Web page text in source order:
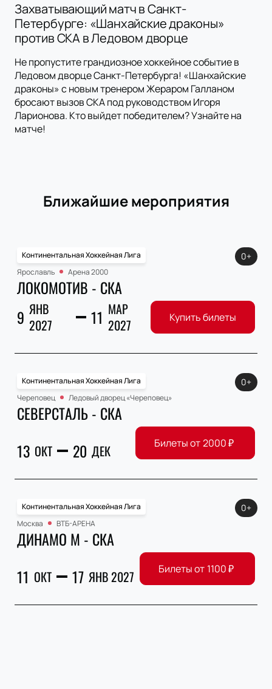
Захватывающий матч в Санкт-
Петербурге: «Шанхайские драконы»
против СКА в Ледовом дворце
Не пропустите грандиозное хоккейное событие в
Ледовом дворце Санкт-Петербурга! «Шанхайские
драконы» с новым тренером Жераром Галланом
бросают вызов СКА под руководством Игоря
Ларионова. Кто выйдет победителем? Узнайте на
матче!
Ближайшие мероприятия
Континентальная Хоккейная Лига
Ярославль
Арена 2000
ЛОКОМОТИВ - СКА
9 ЯНВ
2027
11 МАР
2027
0+
Купить билеты
Континентальная Хоккейная Лига
Череповец
Ледовый дворец «Череповец»
СЕВЕРСТАЛЬ - СКА
13 ОКТ 20 ДЕК
0+
Билеты от2000₽
Континентальная Хоккейная Лига
Москва
ВТБ-АРЕНА
ДИНАМО М - СКА
11 ОКТ 17 ЯНВ 2027
0+
Билеты от 1100₽